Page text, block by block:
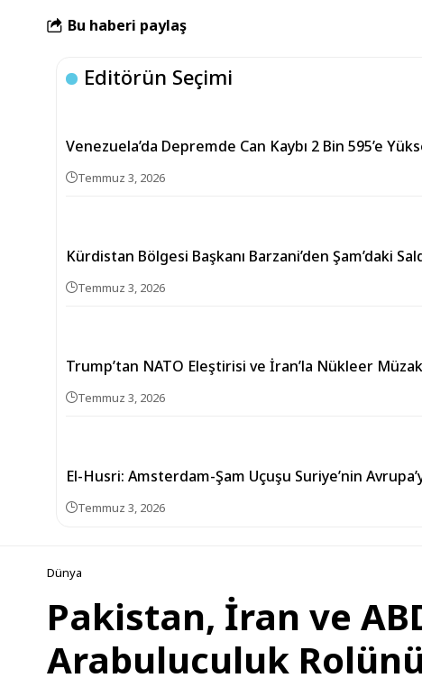
Bu haberi paylaş
Editörün Seçimi
Venezuela’da Depremde Can Kaybı 2 Bin 595’e
Temmuz 3, 2026
Kürdistan Bölgesi Başkanı Barzani’den Şam’daki
Temmuz 3, 2026
Trump’tan NATO Eleştirisi ve İran’la Nükleer
Temmuz 3, 2026
El-Husri: Amsterdam-Şam Uçuşu Suriye’nin
Temmuz 3, 2026
Dünya
Pakistan, İran ve
Arabuluculuk